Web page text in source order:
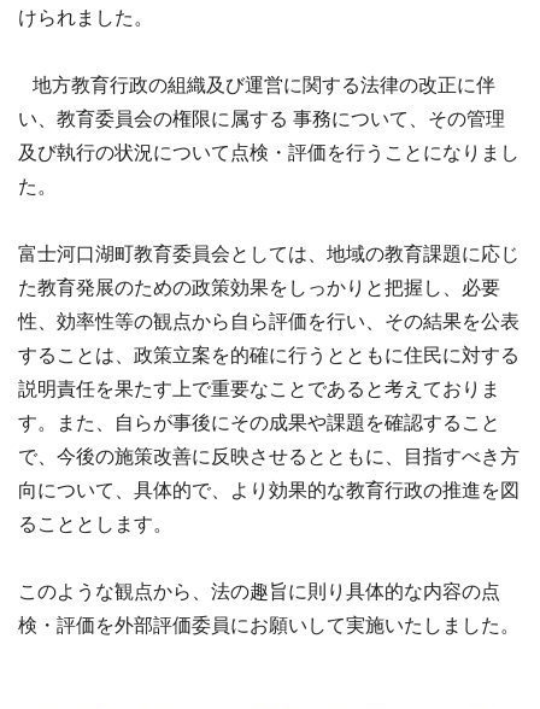
けられました。
地方教育行政の組織及び運営に関する法律の改正に伴
い、教育委員会の権限に属する 事務について、その管理
及び執行の状況について点検・評価を行うことになりまし
た。
富士河口湖町教育委員会としては、地域の教育課題に応じ
た教育発展のための政策効果をしっかりと把握し、必要
性、効率性等の観点から自ら評価を行い、その結果を公表
することは、政策立案を的確に行うとともに住民に対する
説明責任を果たす上で重要なことであると考えておりま
す。また、自らが事後にその成果や課題を確認すること
で、今後の施策改善に反映させるとともに、目指すべき方
向について、具体的で、より効果的な教育行政の推進を図
ることとします。
このような観点から、法の趣旨に則り具体的な内容の点
検・評価を外部評価委員にお願いして実施いたしました。